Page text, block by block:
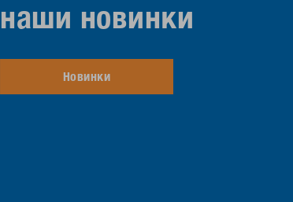
наши новинки
Новинки